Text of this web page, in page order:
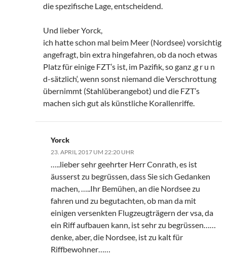
die spezifische Lage, entscheidend.
Und lieber Yorck,
ich hatte schon mal beim Meer (Nordsee) vorsichtig
angefragt, bin extra hingefahren, ob da noch etwas
Platz für einige FZT’s ist, im Pazifik, so ganz ‚g r u n
d-sätzlich‘, wenn sonst niemand die Verschrottung
übernimmt (Stahlüberangebot) und die FZT’s
machen sich gut als künstliche Korallenriffe.
Yorck
23. APRIL 2017 UM 22:20 UHR
…..lieber sehr geehrter Herr Conrath, es ist
äusserst zu begrüssen, dass Sie sich Gedanken
machen, …..Ihr Bemühen, an die Nordsee zu
fahren und zu begutachten, ob man da mit
einigen versenkten Flugzeugträgern der vsa, da
ein Riff aufbauen kann, ist sehr zu begrüssen……
denke, aber, die Nordsee, ist zu kalt für
Riffbewohner……